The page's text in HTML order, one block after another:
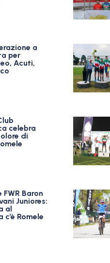
a
per
Acuti,
celebra
di
Baron
Juniores:
al
Romele